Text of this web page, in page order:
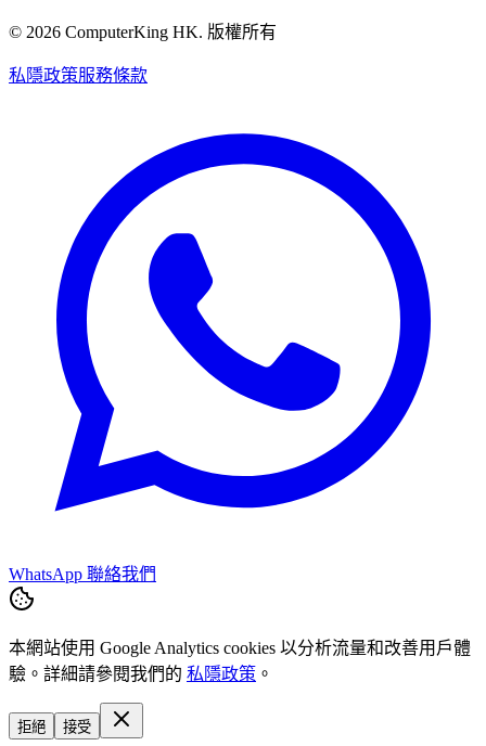
© 2026 ComputerKing HK. 版權所有
私隱政策服務條款
WhatsApp 聯絡我們
本網站使用 Google Analytics cookies 以分析流量和改善用戶體
驗。詳細請參閱我們的 私隱政策 。
拒絕 接受